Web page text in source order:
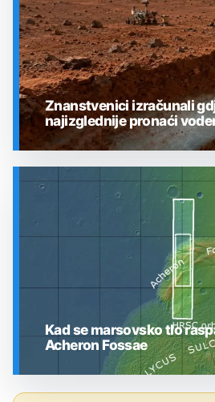
Znanstvenici izračunali
najizglednije pronaći
Kad se marsovsko tlo
Acheron Fossae